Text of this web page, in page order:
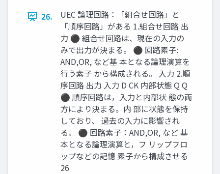
26.
UEC 論理回路：「組合せ回路」と
「順序回路」がある 1.組合せ回路 出
力 ⚫ 組合せ回路は、現在の入力の
みで出力が決まる。 ⚫ 回路素子:
AND,OR, など基 本となる論理演算を
行う素子 から構成される。 入力 2.順
序回路 出力 入力 D CK 内部状態 Q Q
⚫ 順序回路は，入力と内部状 態の両
方により決まる。内 部に状態を保持
しており、 過去の入力に影響され
る。 ⚫ 回路素子：AND,OR, など 基
本となる論理演算と，フ リップフロ
ップなどの記憶 素子から構成させる
26